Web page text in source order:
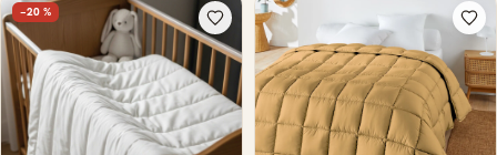
−20 %